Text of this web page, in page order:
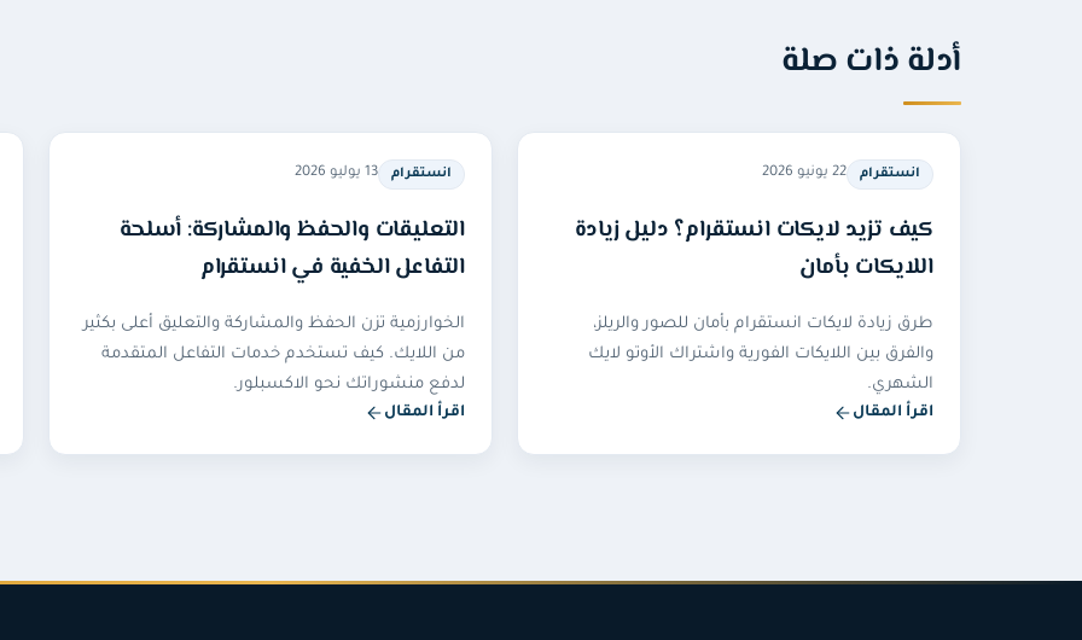
أدلة ذات صلة
انستقرام 22 يونيو 2026
كيف تزيد لايكات انستقرام؟ دليل زيادة
اللايكات بأمان
طرق زيادة لايكات انستقرام بأمان للصور والريلز،
والفرق بين اللايكات الفورية واشتراك الأوتو لايك
الشهري.
اقرأ المقال
انستقرام 13 يوليو 2026
التعليقات والحفظ والمشاركة: أسلحة
التفاعل الخفية في انستقرام
الخوارزمية تزن الحفظ والمشاركة والتعليق أعلى بكثير
من اللايك. كيف تستخدم خدمات التفاعل المتقدمة
لدفع منشوراتك نحو الاكسبلور.
اقرأ المقال